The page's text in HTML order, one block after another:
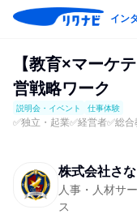
イン
【教育×マーケ
営戦略ワーク
説明会・イベント 仕事体験
✅独立・起業✅経営者✅総
株式会社さ
人事・人材サ
ス